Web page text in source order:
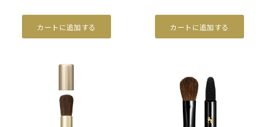
カートに追加する カートに追加する